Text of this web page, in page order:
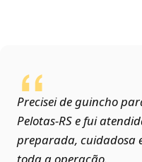
Precisei de guincho
Pelotas‑RS e fui
preparada, cuidadosa